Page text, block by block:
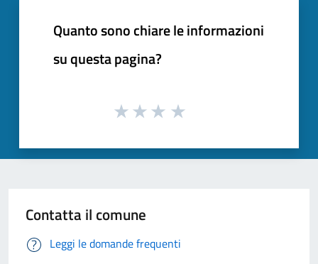
Quanto sono chiare le informazioni
su questa pagina?
Contatta il comune
Leggi le domande frequenti